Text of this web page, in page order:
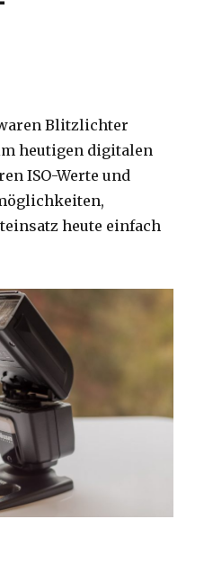
Blitzlichter
heutigen digitalen
ISO-Werte und
heute einfach